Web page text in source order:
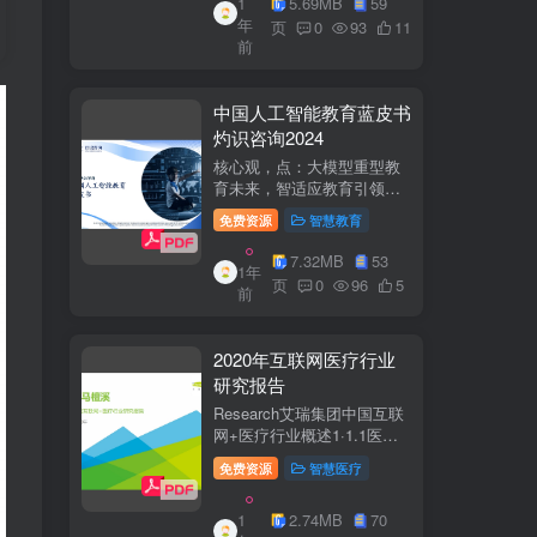
参编綦兵、谷金辉、温庆
福、王丹、岳...
年
前
页
0 93 11
中国人工智能教育蓝皮书
灼识咨询2024
核心观，点：大模型重型教
育未来，智适应教育引领
A+教有新纪元灼识咨询
China inshts Consultancy帆
观：深剂：洞来：失减：全
球故有革新浪湘2学习机妆占
硬件查头智道，应学习机市
免费资源 智慧教育
1年
前
7.32MB
53
页
0 96 5
2020年互联网医疗行业
研究报告
Research艾瑞集团中国互联
网+医疗行业概述1·1.1医疗
行业困境中国互联网+医疗行
业现状2中国互联网+医疗用
户行为洞察3中国互联网+医
疗热门赛道分析4中国互联网
免费资源 智慧医疗
1
2.74MB
70